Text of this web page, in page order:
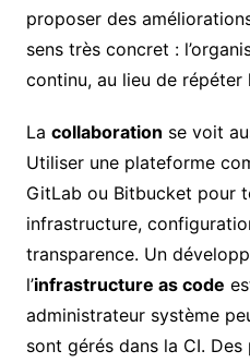
proposer des
sens très concret :
continu, au lieu de répéter
La collaboration se voit
Utiliser une plateforme
GitLab ou Bitbucket pour
infrastructure,
transparence. Un
l’infrastructure as code
administrateur système
sont gérés dans la CI.